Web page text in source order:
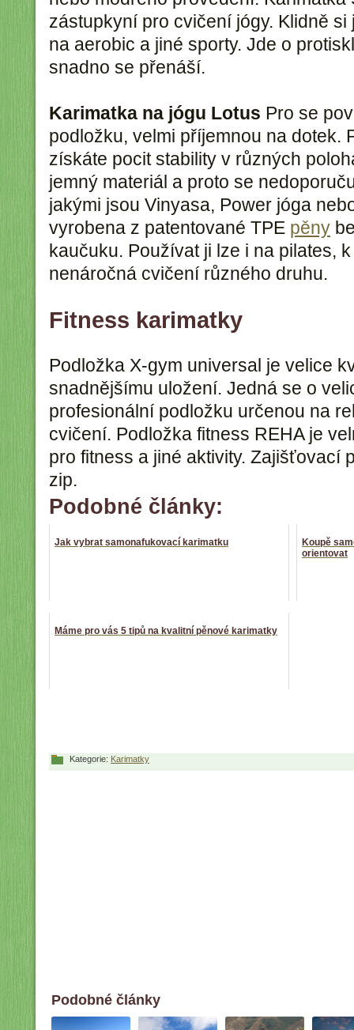
zástupkyní pro cvičení jógy. Klidně
na aerobic a jiné sporty. Jde o
snadno se přenáší.
Karimatka na jógu Lotus Pro se
podložku, velmi příjemnou na dotek.
získáte pocit stability v různých
jemný materiál a proto se
jakými jsou Vinyasa, Power jóga
vyrobena z patentované TPE pěny
kaučuku. Používat ji lze i na pilates,
nenáročná cvičení různého druhu.
Fitness karimatky
Podložka X-gym universal je velice
snadnějšímu uložení. Jedná se o
profesionální podložku určenou na
cvičení. Podložka fitness REHA je
pro fitness a jiné aktivity. Zajišťovací
zip.
Podobné články:
Jak vybrat samonafukovací karimatku
Koupě
orientovat
Máme pro vás 5 tipů na kvalitní pěnové karimatky
Kategorie: Karimatky
Podobné články